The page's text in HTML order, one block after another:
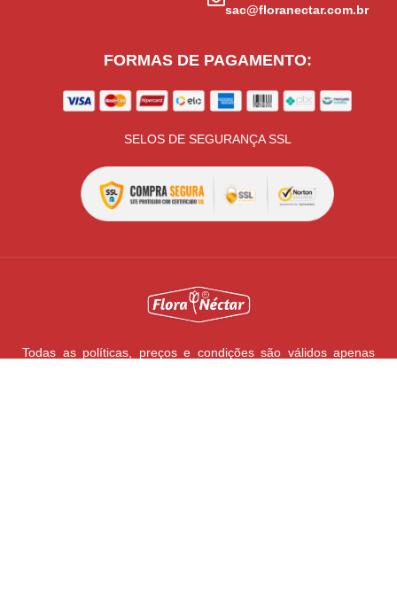
sac@floranectar.com.br
FORMAS DE PAGAMENTO:
SELOS DE SEGURANÇA SSL
Todas as políticas, preços e condições são válidos apenas